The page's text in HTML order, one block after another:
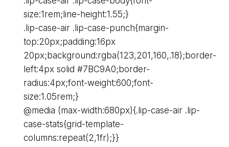
size:1rem;line-height:1.55;}
.lip-case-air .lip-case-punch{margin-
top:20px;padding:16px
20px;background:rgba(123,201,160,.18);border-
left:4px solid #7BC9A0;border-
radius:4px;font-weight:600;font-
size:1.05rem;}
@media (max-width:680px){.lip-case-air .lip-
case-stats{grid-template-
columns:repeat(2,1fr);}}